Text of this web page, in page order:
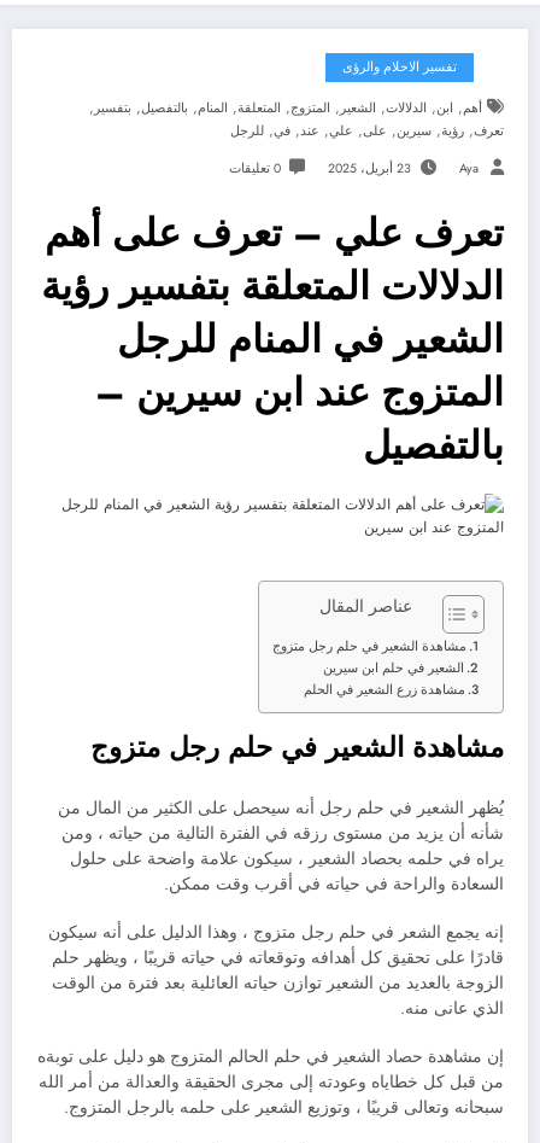
تفسير الاحلام والرؤى
أهم, ابن, الدلالات, الشعير , المتزوج, المتعلقة, المنام, بالتفصيل, بتفسير ,
تعرف, رؤية, سيرين, على, علي, عند, في, للرجل
Aya 23 أبريل، 2025 0 تعليقات
تعرف علي – تعرف على أهم
الدلالات المتعلقة بتفسير رؤية
الشعير في المنام للرجل
المتزوج عند ابن سيرين –
بالتفصيل
عناصر المقال
مشاهدة الشعير في حلم رجل متزوج
الشعير في حلم ابن سيرين
مشاهدة زرع الشعير في الحلم
مشاهدة الشعير في حلم رجل متزوج
يُظهر الشعير في حلم رجل أنه سيحصل على الكثير من المال من
شأنه أن يزيد من مستوى رزقه في الفترة التالية من حياته ، ومن
يراه في حلمه بحصاد الشعير ، سيكون علامة واضحة على حلول
السعادة والراحة في حياته في أقرب وقت ممكن.
إنه يجمع الشعر في حلم رجل متزوج ، وهذا الدليل على أنه سيكون
قادرًا على تحقيق كل أهدافه وتوقعاته في حياته قريبًا ، ويظهر حلم
الزوجة بالعديد من الشعير توازن حياته العائلية بعد فترة من الوقت
الذي عانى منه.
إن مشاهدة حصاد الشعير في حلم الحالم المتزوج هو دليل على توبةه
من قبل كل خطاياه وعودته إلى مجرى الحقيقة والعدالة من أمر الله
سبحانه وتعالى قريبًا ، وتوزيع الشعير على حلمه بالرجل المتزوج.